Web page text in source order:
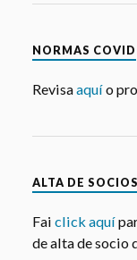
NORMAS COVID
Revisa aquío
ALTA DE SOCIOS
Faiclick aquí
de alta de socio